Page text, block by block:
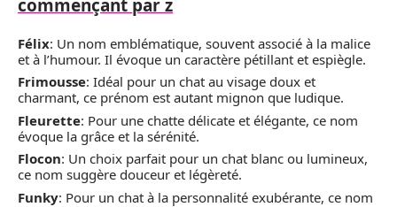
commençant par z
Félix: Un nom emblématique, souvent associé à la malice
et à l’humour. Il évoque un caractère pétillant et espiègle.
Frimousse: Idéal pour un chat au visage doux et
charmant, ce prénom est autant mignon que ludique.
Fleurette: Pour une chatte délicate et élégante, ce nom
évoque la grâce et la sérénité.
Flocon: Un choix parfait pour un chat blanc ou lumineux,
ce nom suggère douceur et légèreté.
Funky: Pour un chat à la personnalité exubérante, ce nom